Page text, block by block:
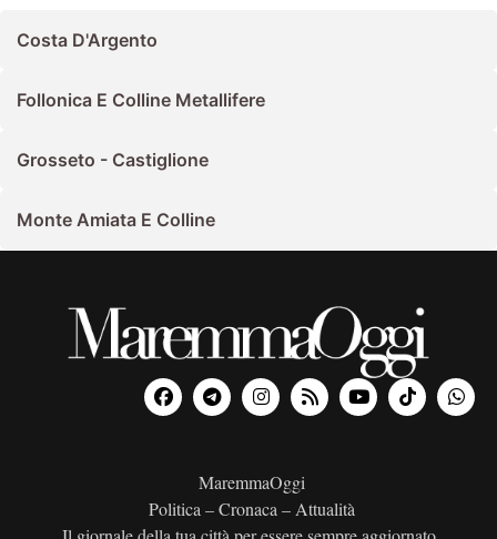
Costa D'Argento
Follonica E Colline Metallifere
Grosseto - Castiglione
Monte Amiata E Colline
MaremmaOggi
Politica – Cronaca – Attualità